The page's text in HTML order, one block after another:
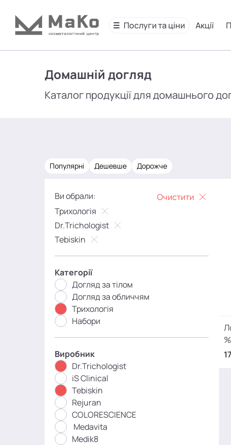
Послуги та ціни Акції
Домашній догляд
Каталог продукції для домашнього
Популярні Дешевше Дорожче
Ви обрали:
Очистити
Трихологія
Dr.Trichologist
Tebiskin
Категорії
Догляд за тілом
Догляд за обличчям
Трихологія
Набори
Виробник
Dr.Trichologist
iS Clinical
Tebiskin
Rejuran
COLORESCIENCE
Medavita
Medik8
%